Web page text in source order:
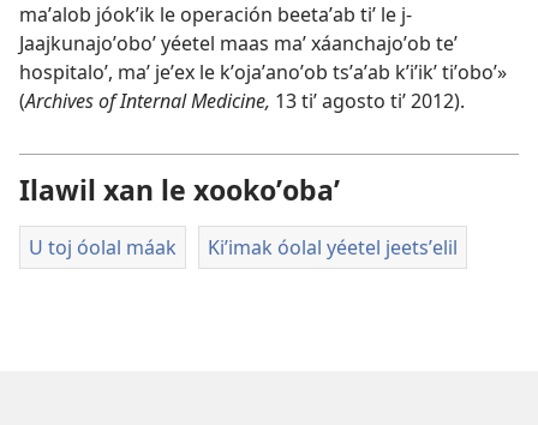
maʼalob jóokʼik le operación beetaʼab tiʼ le j-
Jaajkunajoʼoboʼ yéetel maas maʼ xáanchajoʼob teʼ
hospitaloʼ, maʼ jeʼex le kʼojaʼanoʼob tsʼaʼab kʼiʼikʼ tiʼoboʼ»
(Archives of Internal Medicine, 13 tiʼ agosto tiʼ 2012).
Ilawil xan le xookoʼobaʼ
U toj óolal máak Kiʼimak óolal yéetel jeetsʼelil